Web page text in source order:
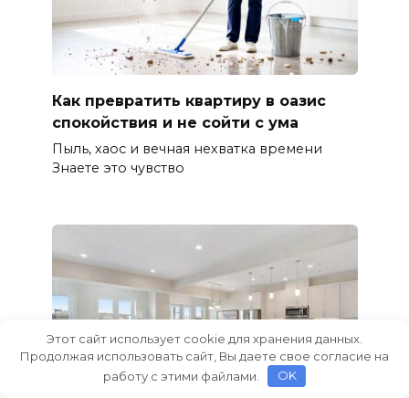
Как превратить квартиру в оазис
спокойствия и не сойти с ума
Пыль, хаос и вечная нехватка времени
Знаете это чувство
Этот сайт использует cookie для хранения данных.
Продолжая использовать сайт, Вы даете свое согласие на
работу с этими файлами.
OK